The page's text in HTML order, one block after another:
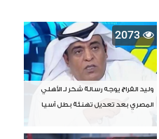
2073
وليد الفراج يوجه رسالة شكر لـ الأهلي
المصري بعد تعديل تهنئة بطل آسيا